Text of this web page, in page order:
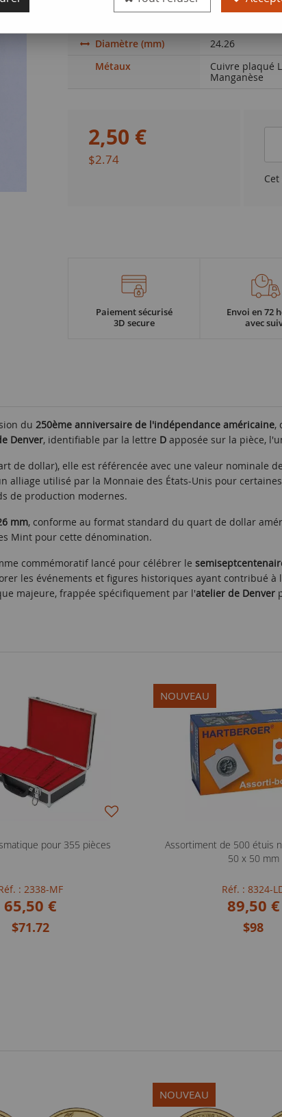
Diamètre (mm)
24.26
Métaux
Cuivre plaqué
Manganèse
2,50 €
$2.74
Paiement sécurisé
3D secure
Envoi en 72
avec
du 250ème anniversaire de l'indépendance américaine,
Denver, identifiable par la lettre D apposée sur la pièce,
de dollar), elle est référencée avec une valeur nominale de
alliage utilisé par la Monnaie des États-Unis pour
de production modernes.
mm, conforme au format standard du quart de dollar
Mint pour cette dénomination.
commémoratif lancé pour célébrer le
les événements et figures historiques ayant contribué
majeure, frappée spécifiquement par l'atelier de Denver
pour 355 pièces
: 2338-MF
65,50 €
$71.72
NOUVEAU
Assortiment de 500 étuis
50 x 50 mm
Réf. : 8324-
89,50 €
$98
NOUVEAU